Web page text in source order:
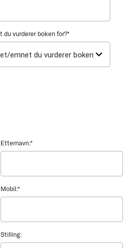
vurderer boken for?*
Etternavn:*
Mobil:*
Stilling: